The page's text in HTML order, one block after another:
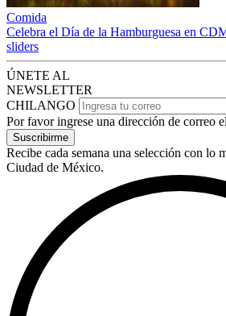
Comida
Celebra el Día de la Hamburguesa en
sliders
ÚNETE AL
NEWSLETTER
CHILANGO
Por favor ingrese una dirección de correo
Suscribirme
Recibe cada semana una selección con lo
Ciudad de México.